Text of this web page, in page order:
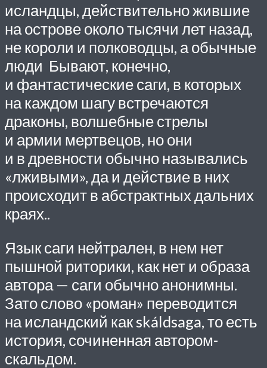
исландцы, действительно жившие
на острове около тысячи лет назад,
не коро­ли и полководцы, а обычные
люди Бывают, конечно,
и фантастические саги, в которых
на каждом шагу встречаются
драконы, волшебные стрелы
и армии мертвецов, но они
и в древности обычно назывались
«лживыми», да и действие в них
происходит в абстрактных дальних
краях..
Язык саги нейтрален, в нем нет
пышной риторики, как нет и образа
автора — саги обычно анонимны.
Зато слово «роман» переводится
на исландский как skáldsaga, то есть
история, сочиненная автором-
скальдом.